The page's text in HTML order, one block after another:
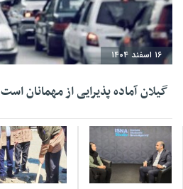
۱۶ اسفند ۱۴۰۴
گیلان آماده پذیرایی‌ از مهمانان است
۰۴ اسفند ۱۴۰۴
۰۱ اسفند ۱۴۰۴